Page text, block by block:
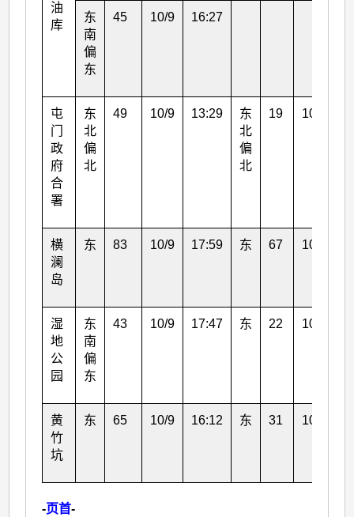
油
库
东
南
偏
东
45 10/9 16:27
屯
门
政
府
合
署
东
北
偏
北
49 10/9 13:29
东
北
偏
北
19 10/9
横
澜
岛
东 83 10/9 17:59 东 67 10/9
湿
地
公
园
东
南
偏
东
43 10/9 17:47 东 22 10/9
黄
竹
坑
东 65 10/9 16:12 东 31 10/9
-页首-